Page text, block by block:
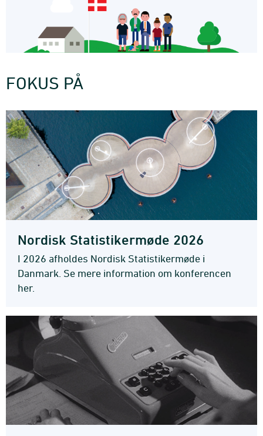
FOKUS PÅ
Nordisk Statistikermøde 2026
I 2026 afholdes Nordisk Statistikermøde i
Danmark. Se mere information om konferencen
her.